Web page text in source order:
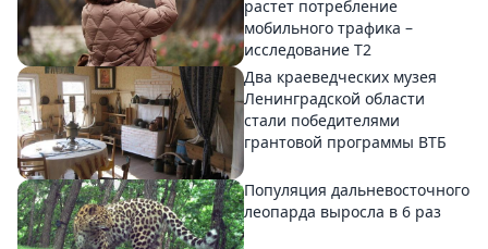
растет потребление
мобильного трафика –
исследование T2
Два краеведческих музея
Ленинградской области
стали победителями
грантовой программы ВТБ
Популяция дальневосточного
леопарда выросла в 6 раз